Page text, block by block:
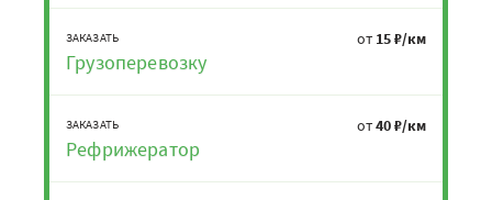
ЗАКАЗАТЬ
Грузоперевозку
от 15 ₽/км
ЗАКАЗАТЬ
Рефрижератор
от40 ₽/км